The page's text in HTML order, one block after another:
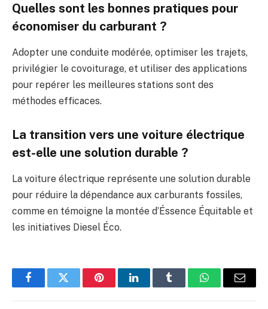
Quelles sont les bonnes pratiques pour
économiser du carburant ?
Adopter une conduite modérée, optimiser les trajets,
privilégier le covoiturage, et utiliser des applications
pour repérer les meilleures stations sont des
méthodes efficaces.
La transition vers une voiture électrique
est-elle une solution durable ?
La voiture électrique représente une solution durable
pour réduire la dépendance aux carburants fossiles,
comme en témoigne la montée d’Éssence Équitable et
les initiatives Diesel Éco.
FacebookTwitter PinterestLinkedInTumblr WhatsApp
E-